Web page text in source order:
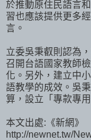
於推動原住民語言
習也應該提供更多
言。
立委吳秉叡則認為
召開台語國家教師
化。另外，建立中
語教學的成效。吳
算，設立「專款專
本文出處:《新網》
http://newnet.tw/